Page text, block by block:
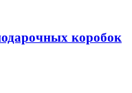
коробок